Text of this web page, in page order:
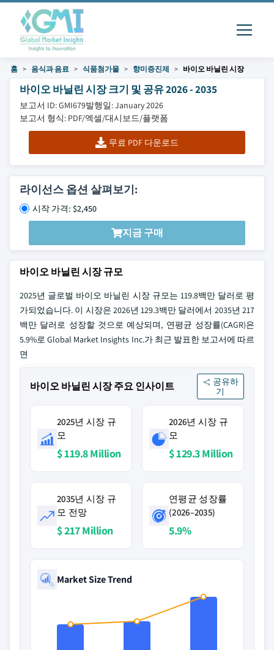
홈 음식과 음료 식품첨가물 향미증진제 바이오 바닐린 시장
바이오 바닐린 시장 크기 및 공유 2026 - 2035
보고서 ID: GMI679발행일: January 2026
보고서 형식: PDF/엑셀/대시보드/플랫폼
무료 PDF 다운로드
라이선스 옵션 살펴보기:
시작 가격: $2,450
지금 구매
바이오 바닐린 시장 규모
2025년 글로벌 바이오 바닐린 시장 규모는 119.8백만 달러로 평
가되었습니다. 이 시장은 2026년 129.3백만 달러에서 2035년 217
백만 달러로 성장할 것으로 예상되며, 연평균 성장률(CAGR)은
5.9%로 Global Market Insights Inc.가 최근 발표한 보고서에 따르
면
바이오 바닐린 시장 주요 인사이트
공유하
기
2025년 시장 규
모
$ 119.8 Million
2026년 시장 규
모
$ 129.3 Million
2035년 시장 규
모 전망
$ 217 Million
연평균 성장률
(2026–2035)
5.9%
Market Size Trend